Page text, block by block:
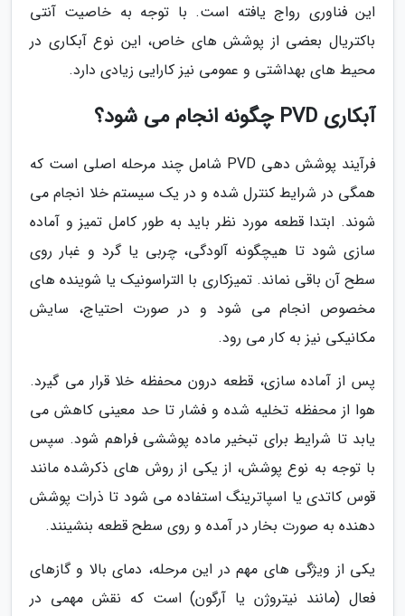
این فناوری رواج یافته است. با توجه به خاصیت آنتی
باکتریال بعضی از پوشش های خاص، این نوع آبکاری در
محیط های بهداشتی و عمومی نیز کارایی زیادی دارد.
آبکاری PVD چگونه انجام می شود؟
فرآیند پوشش دهی PVD شامل چند مرحله اصلی است که
همگی در شرایط کنترل شده و در یک سیستم خلا انجام می
شوند. ابتدا قطعه مورد نظر باید به طور کامل تمیز و آماده
سازی شود تا هیچگونه آلودگی، چربی یا گرد و غبار روی
سطح آن باقی نماند. تمیزکاری با التراسونیک یا شوینده های
مخصوص انجام می شود و در صورت احتیاج، سایش
مکانیکی نیز به کار می رود.
پس از آماده سازی، قطعه درون محفظه خلا قرار می گیرد.
هوا از محفظه تخلیه شده و فشار تا حد معینی کاهش می
یابد تا شرایط برای تبخیر ماده پوششی فراهم شود. سپس
با توجه به نوع پوشش، از یکی از روش های ذکرشده مانند
قوس کاتدی یا اسپاترینگ استفاده می شود تا ذرات پوشش
دهنده به صورت بخار در آمده و روی سطح قطعه بنشینند.
یکی از ویژگی های مهم در این مرحله، دمای بالا و گازهای
فعال (مانند نیتروژن یا آرگون) است که نقش مهمی در